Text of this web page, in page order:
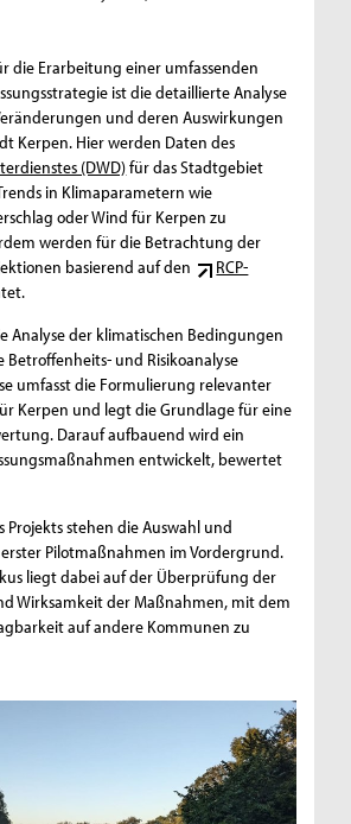
die Erarbeitung einer umfassenden
ist die detaillierte Analyse
und deren Auswirkungen
Kerpen. Hier werden Daten des
(DWD)für das Stadtgebiet
in Klimaparametern wie
oder Wind für Kerpen zu
werden für die Betrachtung der
basierend auf den
RCP-
Analyse der klimatischen Bedingungen
Betroffenheits- und Risikoanalyse
umfasst die Formulierung relevanter
Kerpen und legt die Grundlage für eine
Darauf aufbauend wird ein
entwickelt, bewertet
Projekts stehen die Auswahl und
Pilotmaßnahmen im Vordergrund.
liegt dabei auf der Überprüfung der
Wirksamkeit der Maßnahmen, mit dem
auf andere Kommunen zu